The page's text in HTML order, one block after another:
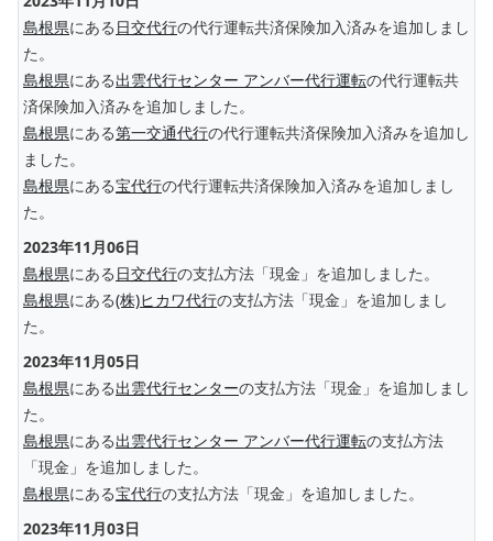
島根県にある 日交代行の代行運転共済保険加入済みを追加しまし
た。
島根県にある出雲代行センター アンバー代行運転の代行運転共
済保険加入済みを追加しました。
島根県にある第一交通代行の代行運転共済保険加入済みを追加し
ました。
島根県にある宝代行の代行運転共済保険加入済みを追加しまし
た。
2023年11月06日
島根県にある 日交代行の支払方法「現金」を追加しました。
島根県にある(株)ヒカワ代行の支払方法「現金」を追加しまし
た。
2023年11月05日
島根県にある出雲代行センターの支払方法「現金」を追加しまし
た。
島根県にある出雲代行センター アンバー代行運転の支払方法
「現金」を追加しました。
島根県にある宝代行の支払方法「現金」を追加しました。
2023年11月03日